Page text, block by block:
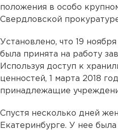
положения в особо
Свердловской
Установлено, что 19
была принята на работу
Используя доступ к
ценностей, 1 марта 2018
принадлежащие
Спустя несколько дней
Екатеринбурге. У нее была